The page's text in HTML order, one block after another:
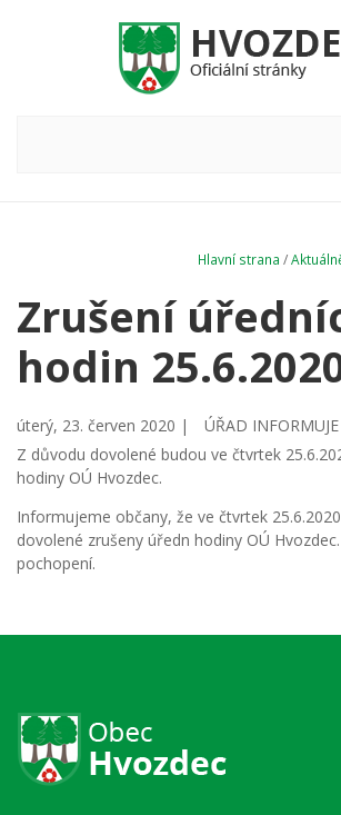
Hlavní strana /
Zrušení
hodin
úterý, 23. červen 2020 |
ÚŘAD INFORMUJE
Z důvodu dovolené budou ve čtvrtek
hodiny OÚ Hvozdec.
Informujeme občany, že ve čtvrtek
dovolené zrušeny úředn hodiny OÚ
pochopení.